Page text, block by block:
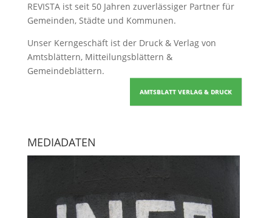
REVISTA ist seit 50 Jahren zuverlässiger Partner für
Gemeinden, Städte und Kommunen.
Unser Kerngeschäft ist der Druck & Verlag von
Amtsblättern, Mitteilungsblättern &
Gemeindeblättern.
AMTSBLATT VERLAG & DRUCK
MEDIADATEN